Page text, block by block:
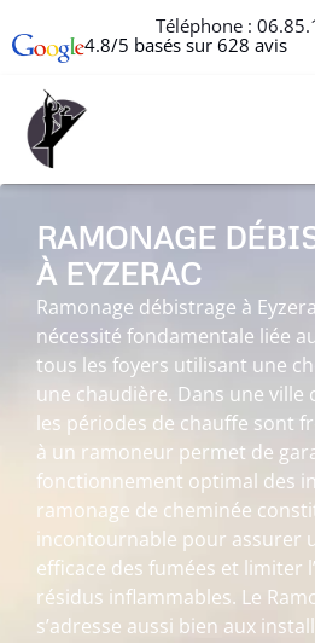
Téléphone :
4.8/5 basés sur 628 avis
RAMONAGE
À EYZERAC
Ramonage débistrage à
nécessité fondamentale liée
tous les foyers utilisant une
une chaudière. Dans une ville
les périodes de chauffe sont
à un ramoneur permet de
fonctionnement optimal des
ramonage de cheminée
incontournable pour assurer
efficace des fumées et limiter
résidus inflammables. Le
s’adresse aussi bien aux